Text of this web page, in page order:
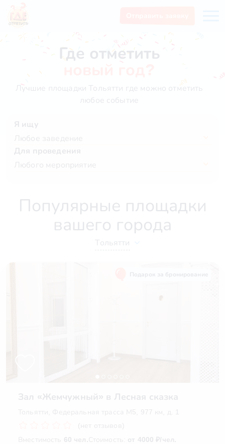
Где отметить
Лучшие площадки Тольятти где можно отметить
любое событие
Я ищу
Любое заведение
Для проведения
Любого мероприятие
Популярные площадки
вашего города
Тольятти
Зал «Жемчужный» в Лесная сказка
Тольятти, Федеральная трасса М5, 977 км, д. 1
(нет отзывов)
Вместимость 60 чел.Стоимость: от 4000 ₽/чел.